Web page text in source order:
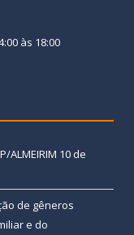
às 18:00
ALMEIRIM 10 de
de gêneros
e do